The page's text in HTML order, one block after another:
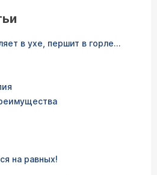
в ухе, першит в горле…
на равных!